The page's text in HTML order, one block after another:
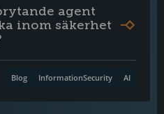
agent
inom säkerhet
AI
InformationSecurity
Blog